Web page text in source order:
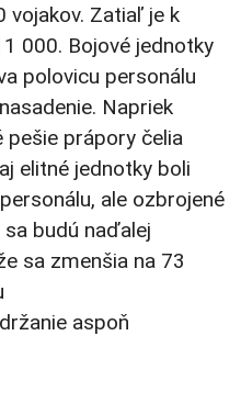
vojakov. Zatiaľ je k
000. Bojové jednotky
polovicu personálu
Napriek
prápory čelia
elitné jednotky boli
ale ozbrojené
budú naďalej
sa zmenšia na 73
aspoň